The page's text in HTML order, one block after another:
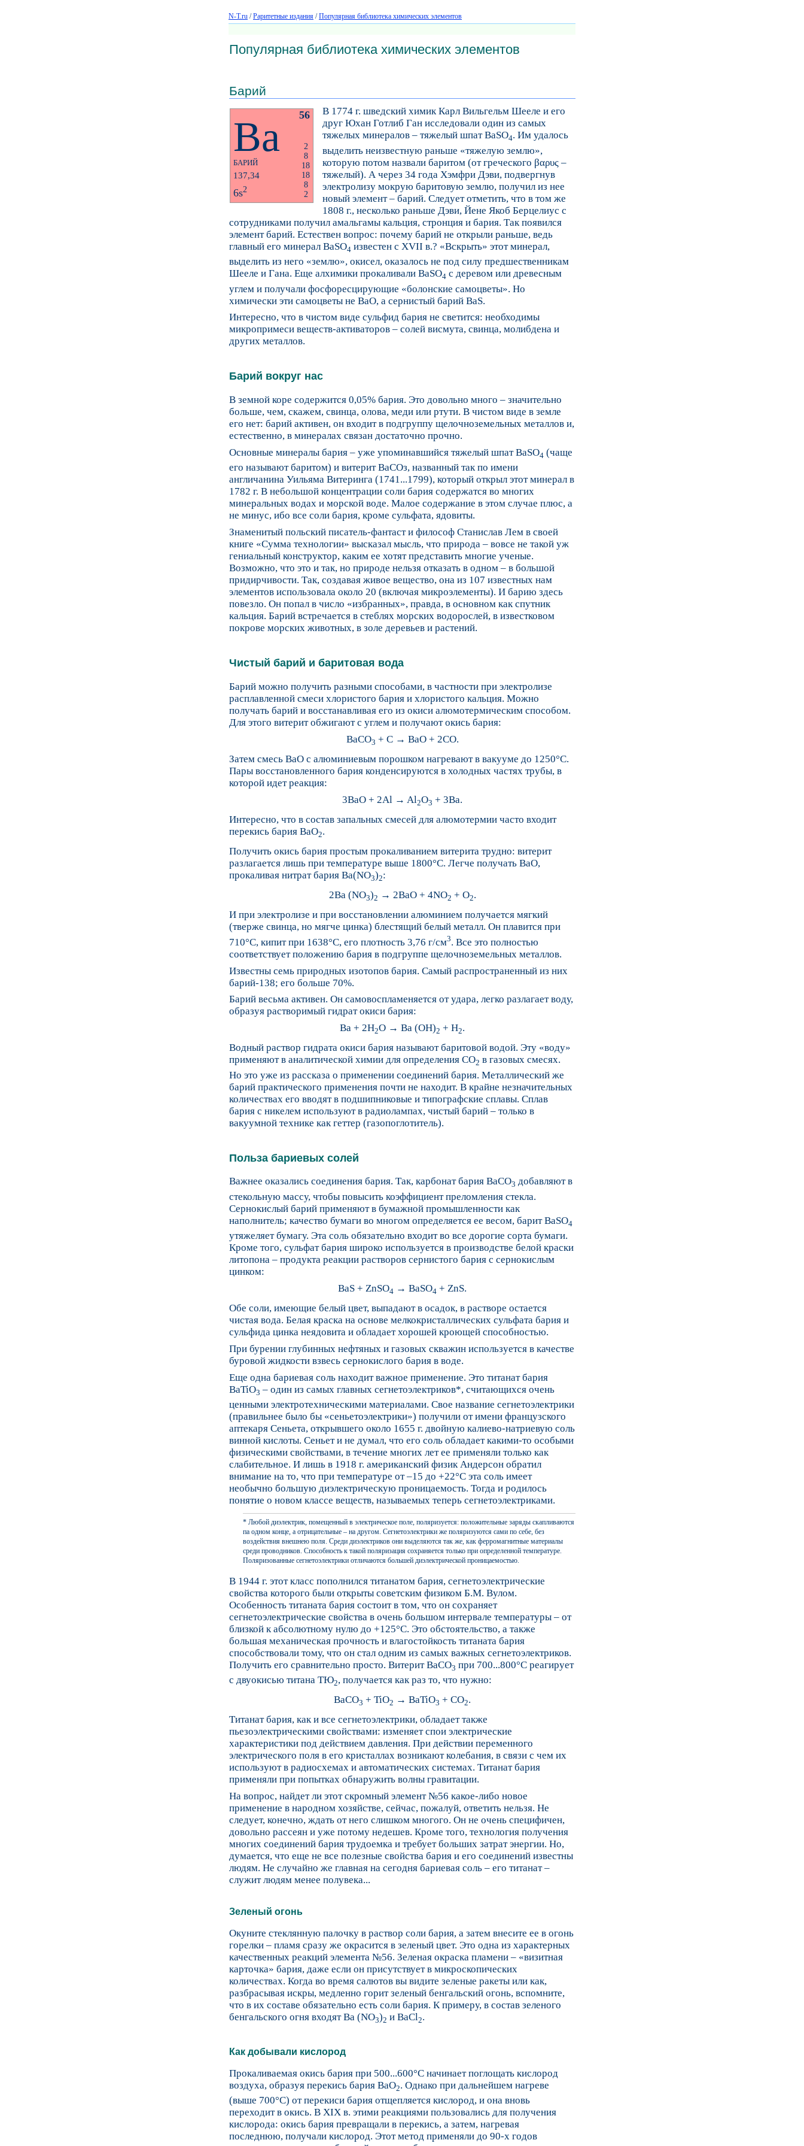
N-T.ru /Раритетные издания /Популярная библиотека химических элементов
Популярная библиотека химических элементов
Барий
56
Ba
2
8
18
18
8
2
БАРИЙ
137,34
6s2
В 1774 г. шведский химик Карл Вильгельм Шееле и его
друг Юхан Готлиб Ган исследовали один из самых
тяжелых минералов – тяжелый шпат BaSO4. Им удалось
выделить неизвестную раньше «тяжелую землю»,
которую потом назвали баритом (от греческого βαρυς –
тяжелый). А через 34 года Хэмфри Дэви, подвергнув
электролизу мокрую баритовую землю, получил из нее
новый элемент – барий. Следует отметить, что в том же
1808 г., несколько раньше Дэви, Йене Якоб Берцелиус с
сотрудниками получил амальгамы кальция, стронция и бария. Так появился
элемент барий. Естествен вопрос: почему барий не открыли раньше, ведь
главный его минерал BaSO4 известен с XVII в.? «Вскрыть» этот минерал,
выделить из него «землю», окисел, оказалось не под силу предшественникам
Шееле и Гана. Еще алхимики прокаливали BaSO4 с деревом или древесным
углем и получали фосфоресцирующие «болонские самоцветы». Но
химически эти самоцветы не BaO, а сернистый барий BaS.
Интересно, что в чистом виде сульфид бария не светится: необходимы
микропримеси веществ-активаторов – солей висмута, свинца, молибдена и
других металлов.
Барий вокруг нас
В земной коре содержится 0,05% бария. Это довольно много – значительно
больше, чем, скажем, свинца, олова, меди или ртути. В чистом виде в земле
его нет: барий активен, он входит в подгруппу щелочноземельных металлов и,
естественно, в минералах связан достаточно прочно.
Основные минералы бария – уже упоминавшийся тяжелый шпат BaSO4 (чаще
его называют баритом) и витерит BaCOз, названный так по имени
англичанина Уильяма Витеринга (1741...1799), который открыл этот минерал в
1782 г. В небольшой концентрации соли бария содержатся во многих
минеральных водах и морской воде. Малое содержание в этом случае плюс, а
не минус, ибо все соли бария, кроме сульфата, ядовиты.
Знаменитый польский писатель-фантаст и философ Станислав Лем в своей
книге «Сумма технологии» высказал мысль, что природа – вовсе не такой уж
гениальный конструктор, каким ее хотят представить многие ученые.
Возможно, что это и так, но природе нельзя отказать в одном – в большой
придирчивости. Так, создавая живое вещество, она из 107 известных нам
элементов использовала около 20 (включая микроэлементы). И барию здесь
повезло. Он попал в число «избранных», правда, в основном как спутник
кальция. Барий встречается в стеблях морских водорослей, в известковом
покрове морских животных, в золе деревьев и растений.
Чистый барий и баритовая вода
Барий можно получить разными способами, в частности при электролизе
расплавленной смеси хлористого бария и хлористого кальция. Можно
получать барий и восстанавливая его из окиси алюмотермическим способом.
Для этого витерит обжигают с углем и получают окись бария:
BaCO3 + C → BaO + 2CO.
Затем смесь BaO с алюминиевым порошком нагревают в вакууме до 1250°C.
Пары восстановленного бария конденсируются в холодных частях трубы, в
которой идет реакция:
3BaO + 2Al → Al2O3 + 3Ba.
Интересно, что в состав запальных смесей для алюмотермии часто входит
перекись бария BaO2.
Получить окись бария простым прокаливанием витерита трудно: витерит
разлагается лишь при температуре выше 1800°C. Легче получать BaO,
прокаливая нитрат бария Ba(NO3)2:
2Ba (NO3)2 → 2BaO + 4NO2 + O2.
И при электролизе и при восстановлении алюминием получается мягкий
(тверже свинца, но мягче цинка) блестящий белый металл. Он плавится при
710°C, кипит при 1638°C, его плотность 3,76 г/см3. Все это полностью
соответствует положению бария в подгруппе щелочноземельных металлов.
Известны семь природных изотопов бария. Самый распространенный из них
барий-138; его больше 70%.
Барий весьма активен. Он самовоспламеняется от удара, легко разлагает воду,
образуя растворимый гидрат окиси бария:
Ba + 2H2O → Ba (OH)2 + H2.
Водный раствор гидрата окиси бария называют баритовой водой. Эту «воду»
применяют в аналитической химии для определения CO2 в газовых смесях.
Но это уже из рассказа о применении соединений бария. Металлический же
барий практического применения почти не находит. В крайне незначительных
количествах его вводят в подшипниковые и типографские сплавы. Сплав
бария с никелем используют в радиолампах, чистый барий – только в
вакуумной технике как геттер (газопоглотитель).
Польза бариевых солей
Важнее оказались соединения бария. Так, карбонат бария BaCO3 добавляют в
стекольную массу, чтобы повысить коэффициент преломления стекла.
Сернокислый барий применяют в бумажной промышленности как
наполнитель; качество бумаги во многом определяется ее весом, барит BaSO4
утяжеляет бумагу. Эта соль обязательно входит во все дорогие сорта бумаги.
Кроме того, сульфат бария широко используется в производстве белой краски
литопона – продукта реакции растворов сернистого бария с сернокислым
цинком:
BaS + ZnSO4 → BaSO4 + ZnS.
Обе соли, имеющие белый цвет, выпадают в осадок, в растворе остается
чистая вода. Белая краска на основе мелкокристаллических сульфата бария и
сульфида цинка неядовита и обладает хорошей кроющей способностью.
При бурении глубинных нефтяных и газовых скважин используется в качестве
буровой жидкости взвесь сернокислого бария в воде.
Еще одна бариевая соль находит важное применение. Это титанат бария
BaTiO3 – один из самых главных сегнетоэлектриков*, считающихся очень
ценными электротехническими материалами. Свое название сегнетоэлектрики
(правильнее было бы «сеньетоэлектрики») получили от имени французского
аптекаря Сеньета, открывшего около 1655 г. двойную калиево-натриевую соль
винной кислоты. Сеньет и не думал, что его соль обладает какими-то особыми
физическими свойствами, в течение многих лет ее применяли только как
слабительное. И лишь в 1918 г. американский физик Андерсон обратил
внимание на то, что при температуре от –15 до +22°C эта соль имеет
необычно большую диэлектрическую проницаемость. Тогда и родилось
понятие о новом классе веществ, называемых теперь сегнетоэлектриками.
* Любой диэлектрик, помещенный в электрическое поле, поляризуется: положительные заряды скапливаются
па одном конце, а отрицательные – на другом. Сегнетоэлектрики же поляризуются сами по себе, без
воздействия внешнею поля. Среди диэлектриков они выделяются так же, как ферромагнитные материалы
среди проводников. Способность к такой поляризация сохраняется только при определенной температуре.
Поляризованные сегнетоэлектрики отличаются большей диэлектрической проницаемостью.
В 1944 г. этот класс пополнился титанатом бария, сегнетоэлектрические
свойства которого были открыты советским физиком Б.М. Вулом.
Особенность титаната бария состоит в том, что он сохраняет
сегнетоэлектрические свойства в очень большом интервале температуры – от
близкой к абсолютному нулю до +125°C. Это обстоятельство, а также
большая механическая прочность и влагостойкость титаната бария
способствовали тому, что он стал одним из самых важных сегнетоэлектриков.
Получить его сравнительно просто. Витерит BaCO3 при 700...800°C реагирует
с двуокисью титана ТЮ2, получается как раз то, что нужно:
BaCO3 + TiO2 → BaTiO3 + CO2.
Титанат бария, как и все сегнетоэлектрики, обладает также
пьезоэлектрическими свойствами: изменяет спои электрические
характеристики под действием давления. При действии переменного
электрического поля в его кристаллах возникают колебания, в связи с чем их
используют в радиосхемах и автоматических системах. Титанат бария
применяли при попытках обнаружить волны гравитации.
На вопрос, найдет ли этот скромный элемент №56 какое-либо новое
применение в народном хозяйстве, сейчас, пожалуй, ответить нельзя. Не
следует, конечно, ждать от него слишком многого. Он не очень специфичен,
довольно рассеян и уже потому недешев. Кроме того, технология получения
многих соединений бария трудоемка и требует больших затрат энергии. Но,
думается, что еще не все полезные свойства бария и его соединений известны
людям. Не случайно же главная на сегодня бариевая соль – его титанат –
служит людям менее полувека...
Зеленый огонь
Окуните стеклянную палочку в раствор соли бария, а затем внесите ее в огонь
горелки – пламя сразу же окрасится в зеленый цвет. Это одна из характерных
качественных реакций элемента №56. Зеленая окраска пламени – «визитная
карточка» бария, даже если он присутствует в микроскопических
количествах. Когда во время салютов вы видите зеленые ракеты или как,
разбрасывая искры, медленно горит зеленый бенгальский огонь, вспомните,
что в их составе обязательно есть соли бария. К примеру, в состав зеленого
бенгальского огня входят Ba (NO3)2 и BaCl2.
Как добывали кислород
Прокаливаемая окись бария при 500...600°C начинает поглощать кислород
воздуха, образуя перекись бария BaO2. Однако при дальнейшем нагреве
(выше 700°C) от перекиси бария отщепляется кислород, и она вновь
переходит в окись. В XIX в. этими реакциями пользовались для получения
кислорода: окись бария превращали в перекись, а затем, нагревая
последнюю, получали кислород. Этот метод применяли до 90-х годов